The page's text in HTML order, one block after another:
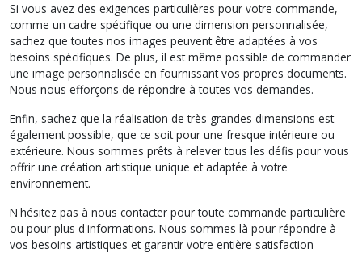
Si vous avez des exigences particulières pour votre commande,
comme un cadre spécifique ou une dimension personnalisée,
sachez que toutes nos images peuvent être adaptées à vos
besoins spécifiques. De plus, il est même possible de commander
une image personnalisée en fournissant vos propres documents.
Nous nous efforçons de répondre à toutes vos demandes.
Enfin, sachez que la réalisation de très grandes dimensions est
également possible, que ce soit pour une fresque intérieure ou
extérieure. Nous sommes prêts à relever tous les défis pour vous
offrir une création artistique unique et adaptée à votre
environnement.
N'hésitez pas à nous contacter pour toute commande particulière
ou pour plus d'informations. Nous sommes là pour répondre à
vos besoins artistiques et garantir votre entière satisfaction